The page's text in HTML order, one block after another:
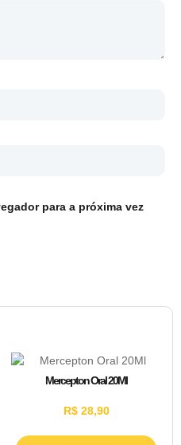
Mercepton Oral 20Ml
R$28,90
para a próxima vez